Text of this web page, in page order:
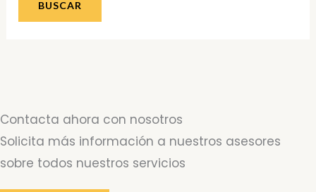
Contacta ahora con nosotros
Solicita más información a nuestros asesores
sobre todos nuestros servicios